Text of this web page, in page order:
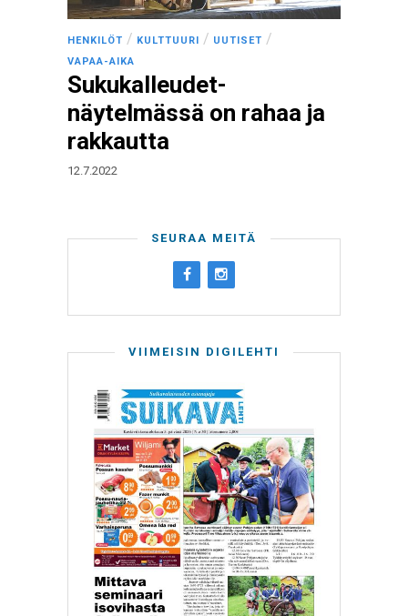
HENKILÖT / KULTTUURI / UUTISET /
VAPAA-AIKA
Sukukalleudet-
näytelmässä on rahaa ja
rakkautta
12.7.2022
SEURAA MEITÄ
VIIMEISIN DIGILEHTI